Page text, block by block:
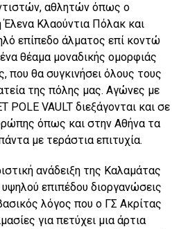
αθλητών όπως ο
Έλενα Κλαούντια Πόλακ και
επίπεδο άλματος επί κοντώ
θέαμα μοναδικής ομορφιάς
που θα συγκινήσει όλους τους
της πόλης μας. Αγώνες με
POLE VAULT διεξάγονται και σε
όπως και στην Αθήνα τα
με τεράστια επιτυχία.
ανάδειξη της Καλαμάτας
επιπέδου διοργανώσεις
λόγος που ο ΓΣ Ακρίτας
για πετύχει μια άρτια